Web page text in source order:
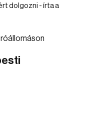
dolgozni - írta a